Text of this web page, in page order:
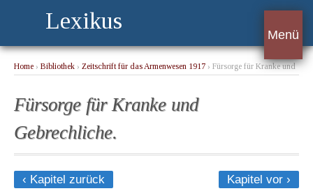
Lexikus
Menü
Home › Bibliothek › Zeitschrift für das Armenwesen 1917 › Fürsorge für Kranke und
Fürsorge für Kranke und
Gebrechliche.
‹ Kapitel zurück Kapitel vor ›